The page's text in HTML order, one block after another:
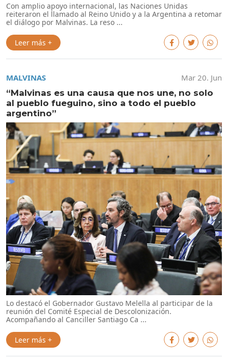
Con amplio apoyo internacional, las Naciones Unidas
reiteraron el llamado al Reino Unido y a la Argentina a retomar
el diálogo por Malvinas. La reso ...
Leer más +
MALVINAS
Mar 20. Jun
“Malvinas es una causa que nos une, no solo
al pueblo fueguino, sino a todo el pueblo
argentino”
Lo destacó el Gobernador Gustavo Melella al participar de la
reunión del Comité Especial de Descolonización.
Acompañando al Canciller Santiago Ca ...
Leer más +